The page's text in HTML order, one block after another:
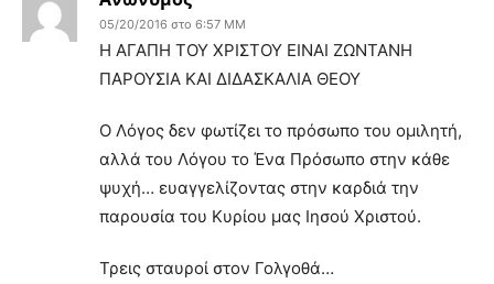
05/20/2016 στο 6:57 ΜΜ
Η ΑΓΑΠΗ ΤΟΥ ΧΡΙΣΤΟΥ ΕΙΝΑΙ ΖΩΝΤΑΝΗ
ΠΑΡΟΥΣΙΑ ΚΑΙ ΔΙΔΑΣΚΑΛΙΑ ΘΕΟΥ
Ο Λόγος δεν φωτίζει το πρόσωπο του ομιλητή,
αλλά του Λόγου το Ένα Πρόσωπο στην κάθε
ψυχή… ευαγγελίζοντας στην καρδιά την
παρουσία του Κυρίου μας Ιησού Χριστού.
Τρεις σταυροί στον Γολγοθά…